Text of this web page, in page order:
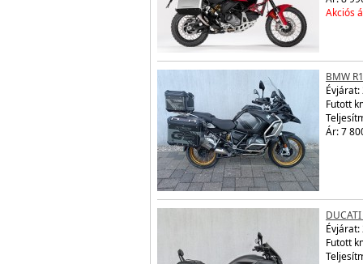
Akciós
BMW
Évjárat:
Futott
Ár: 7
Évjárat:
Futott